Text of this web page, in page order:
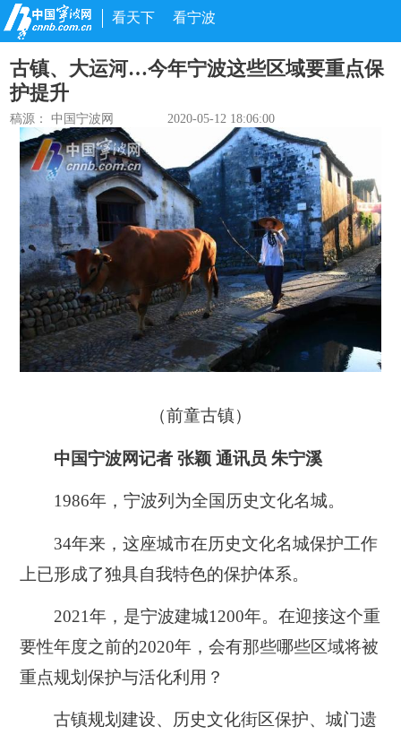
看天下 看宁波
古镇、大运河…今年宁波这些区域要重点保
护提升
稿源： 中国宁波网 2020-05-12 18:06:00
（前童古镇）
中国宁波网记者 张颖 通讯员 朱宁溪
1986年，宁波列为全国历史文化名城。
34年来，这座城市在历史文化名城保护工作
上已形成了独具自我特色的保护体系。
2021年，是宁波建城1200年。在迎接这个重
要性年度之前的2020年，会有那些哪些区域将被
重点规划保护与活化利用？
古镇规划建设、历史文化街区保护、城门遗